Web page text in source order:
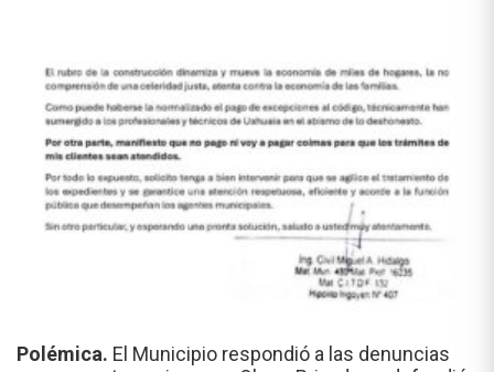
Polémica. El Municipio respondió a las denuncias